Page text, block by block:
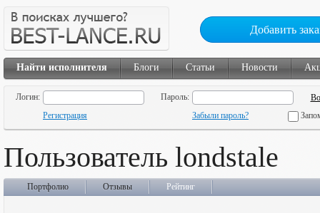
Добавить
Найти исполнителя Блоги Статьи Новости
Логин:
Пароль:
Регистрация
Забыли пароль?
Пользователь londstale
Портфолио Отзывы Рейтинг